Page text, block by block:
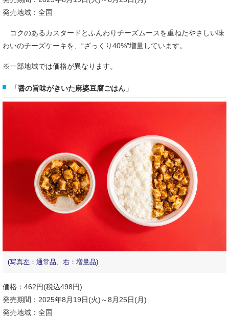
発売地域：全国
コクのあるカスタードとふんわりチーズムースを重ねたやさしい味
わいのチーズケーキを、“ざっくり40%”増量しています。
※一部地域では価格が異なります。
「醤の旨味がきいた麻婆豆腐ごはん」
(写真左：通常品、右：増量品)
価格：462円(税込498円)
発売期間：2025年8月19日(火)～8月25日(月)
発売地域：全国